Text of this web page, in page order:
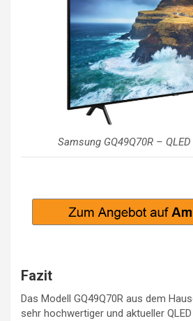
Samsung GQ49Q70R –
Fazit
Das Modell GQ49Q70R aus dem
sehr hochwertiger und aktueller